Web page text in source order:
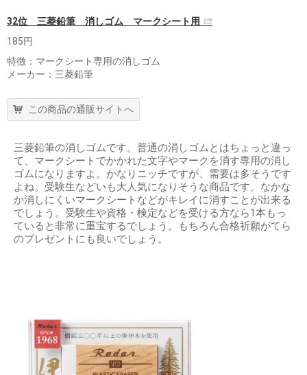
32位 三菱鉛筆 消しゴム マークシート用
185円
特徴：マークシート専用の消しゴム
メーカー：三菱鉛筆
この商品の通販サイトへ
三菱鉛筆の消しゴムです。普通の消しゴムとはちょっと違っ
て、マークシートでかかれた文字やマークを消す専用の消し
ゴムになりますよ。かなりニッチですが、需要は多そうです
よね。受験生などいも大人気になりそうな商品です。なかな
か消しにくいマークシートなどがキレイに消すことが出来る
でしょう。受験生や資格・検定などを受ける方なら1本もっ
ていると非常に重宝するでしょう。もちろん合格祈願がてら
のプレゼントにも良いでしょう。